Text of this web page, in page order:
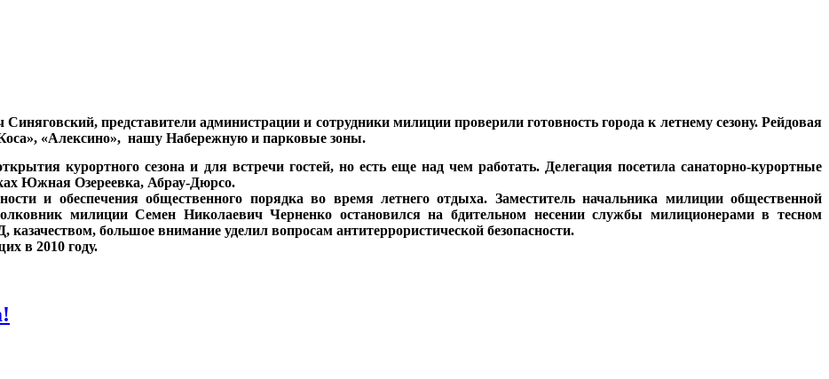
представители администрации и сотрудники милиции проверили готовность города к летнему сезону. Рейдовая
«Алексино», нашу Набережную и парковые зоны.
курортного сезона и для встречи гостей, но есть еще над чем работать. Делегация посетила санаторно-курортные
Южная Озереевка, Абрау-Дюрсо.
и обеспечения общественного порядка во время летнего отдыха. Заместитель начальника милиции общественной
милиции Семен Николаевич Черненко остановился на бдительном несении службы милиционерами в тесном
большое внимание уделил вопросам антитеррористической безопасности.
в 2010 году.